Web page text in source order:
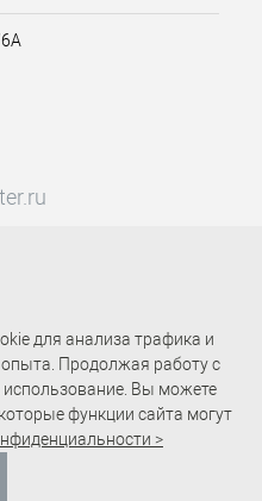
компонентов Hair Plasm
под воздействием тепла
и заполняются
питание
для анализа трафика и
Продолжая работу с
Вы можете
функции сайта могут
>